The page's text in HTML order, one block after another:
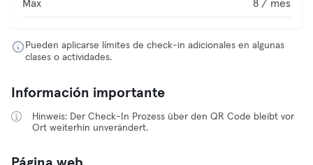
Max 8 / mes
Pueden aplicarse límites de check-in adicionales en algunas
clases o actividades.
Información importante
Hinweis: Der Check-In Prozess über den QR Code bleibt vor
Ort weiterhin unverändert.